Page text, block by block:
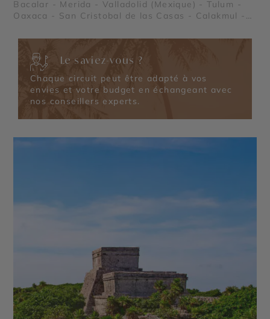
Bacalar - Merida - Valladolid (Mexique) - Tulum -
Oaxaca - San Cristobal de las Casas - Calakmul -
Le saviez-vous ?
Chaque circuit peut être adapté à vos
envies et votre budget en échangeant avec
nos conseillers experts.